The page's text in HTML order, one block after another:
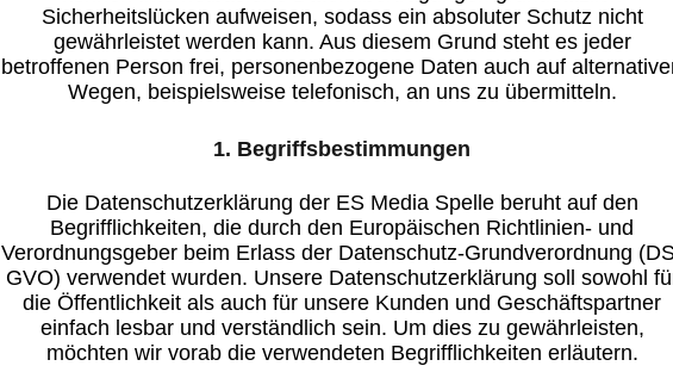
Sicherheitslücken aufweisen, sodass ein absoluter Schutz nicht
gewährleistet werden kann. Aus diesem Grund steht es jeder
betroffenen Person frei, personenbezogene Daten auch auf
Wegen, beispielsweise telefonisch, an uns zu übermitteln.
1. Begriffsbestimmungen
Die Datenschutzerklärung der ES Media Spelle beruht auf den
Begrifflichkeiten, die durch den Europäischen Richtlinien- und
Verordnungsgeber beim Erlass der Datenschutz-Grundverordnung
GVO) verwendet wurden. Unsere Datenschutzerklärung soll sowohl
die Öffentlichkeit als auch für unsere Kunden und Geschäftspartner
einfach lesbar und verständlich sein. Um dies zu gewährleisten,
möchten wir vorab die verwendeten Begrifflichkeiten erläutern.